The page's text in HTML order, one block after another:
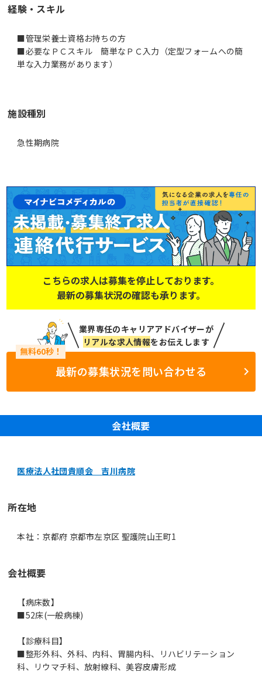
経験・スキル
■管理栄養士資格お持ちの方
■必要なＰＣスキル 簡単なＰＣ入力（定型フォームへの簡
単な入力業務があります）
施設種別
急性期病院
こちらの求人は募集を停止しております。
最新の募集状況の確認も承ります。
業界専任のキャリアアドバイザーが
リアルな求人情報をお伝えします
最新の募集状況を問い合わせる
会社概要
医療法人社団貴順会 吉川病院
所在地
本社：京都府 京都市左京区 聖護院山王町1
会社概要
【病床数】
■52床(一般病棟)
【診療科目】
■整形外科、外科、内科、胃腸内科、リハビリテーション
科、リウマチ科、放射線科、美容皮膚形成